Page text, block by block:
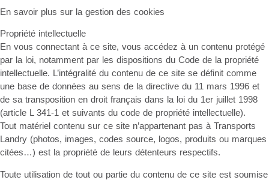
En savoir plus sur la gestion des cookies
Propriété intellectuelle
En vous connectant à ce site, vous accédez à un contenu protégé
par la loi, notamment par les dispositions du Code de la propriété
intellectuelle. L’intégralité du contenu de ce site se définit comme
une base de données au sens de la directive du 11 mars 1996 et
de sa transposition en droit français dans la loi du 1er juillet 1998
(article L 341-1 et suivants du code de propriété intellectuelle).
Tout matériel contenu sur ce site n’appartenant pas à Transports
Landry (photos, images, codes source, logos, produits ou marques
citées…) est la propriété de leurs détenteurs respectifs.
Toute utilisation de tout ou partie du contenu de ce site est soumise